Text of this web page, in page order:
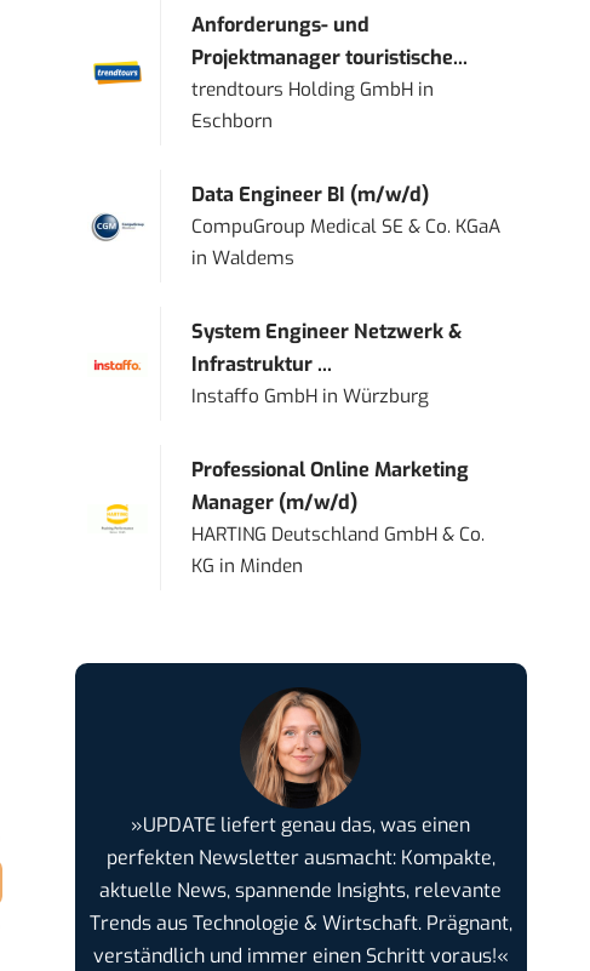
Anforderungs- und
Projektmanager touristische...
trendtours Holding GmbH in
Eschborn
Data Engineer BI (m/w/d)
CompuGroup Medical SE & Co. KGaA
inWaldems
System Engineer Netzwerk &
Infrastruktur ...
Instaffo GmbH inWürzburg
Professional Online Marketing
Manager (m/w/d)
HARTING Deutschland GmbH & Co.
KG in Minden
»UPDATE liefert genau das, was einen
perfekten Newsletter ausmacht: Kompakte,
aktuelle News, spannende Insights, relevante
Trends aus Technologie & Wirtschaft. Prägnant,
verständlich und immer einen Schritt voraus!«